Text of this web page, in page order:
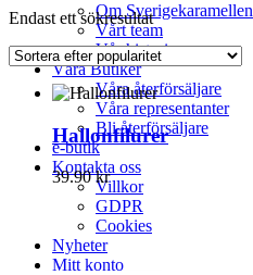
Om Sverigekaramellen
Vårt team
Vår historia
Våra Butiker
Våra återförsäljare
Våra representanter
Bli återförsäljare
e-butik
Kontakta oss
Villkor
GDPR
Cookies
Nyheter
Mitt konto
Endast ett sökresultat
Hallonfilurer
39.90kr